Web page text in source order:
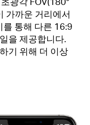
가까운 거리에서
를 통해 다른 16:9
을 제공합니다.
기 위해 더 이상